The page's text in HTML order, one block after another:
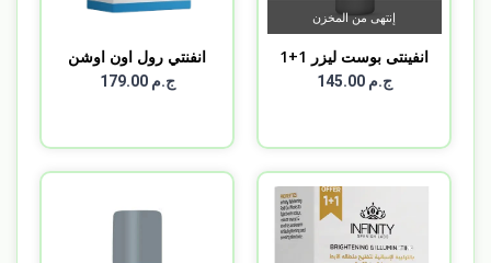
إنتهى من المخزن
انفينتى بوست ليزر 1+1
ج.م 145.00
انفنتي رول اون اوشن
بري...ج.م 179.00